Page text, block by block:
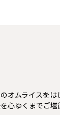
オムライスを
心ゆくまでご堪